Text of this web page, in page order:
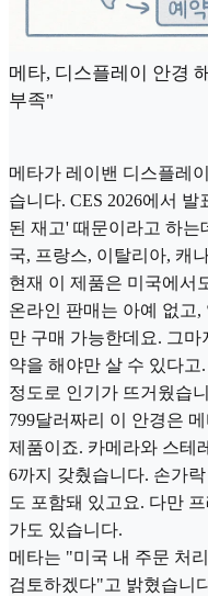
메타, 디스플레이 안경
부족"
메타가 레이밴 디스플레
습니다. CES 2026에서
된 재고' 때문이라고 하는
국, 프랑스, 이탈리아, 캐
현재 이 제품은 미국에서
온라인 판매는 아예 없고
만 구매 가능한데요. 그마
약을 해야만 살 수 있다
정도로 인기가 뜨거웠습
799달러짜리 이 안경은
제품이죠. 카메라와 스테
6까지 갖췄습니다. 손가
도 포함돼 있고요. 다만
가도 있습니다.
메타는 "미국 내 주문 처
검토하겠다"고 밝혔습니